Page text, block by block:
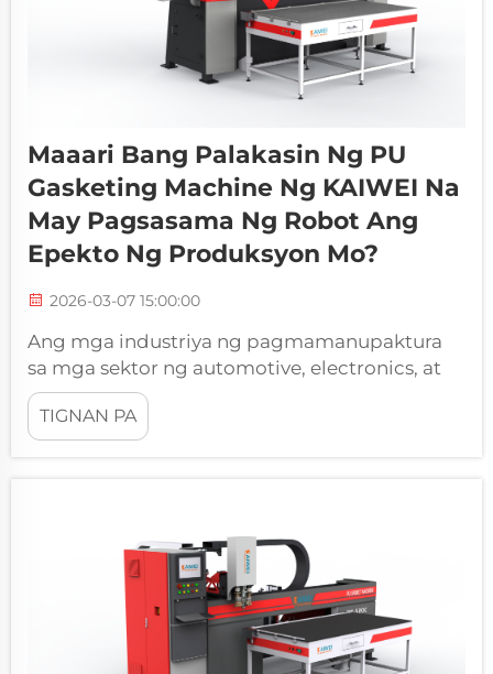
Maaari Bang Palakasin Ng PU
Gasketing Machine Ng KAIWEI Na
May Pagsasama Ng Robot Ang
Epekto Ng Produksyon Mo?
2026-03-07 15:00:00
Ang mga industriya ng pagmamanupaktura
sa mga sektor ng automotive, electronics, at
appliance ay nakakaranas ng tumataas na
presyon na maghatid ng mataas na kalidad na
mga solusyon sa pagse-seal habang
humantong sa rebolusyon...
TIGNAN PA